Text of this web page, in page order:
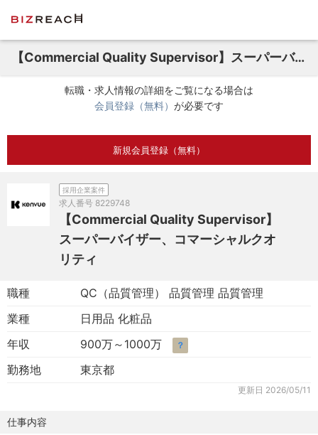
【Commercial Quality Supervisor】スーパーバイザー、コマーシャルクオリティ
転職・求人情報の詳細をご覧になる場合は
会員登録（無料） が必要です
新規会員登録（無料）
採用企業案件
求人番号 8229748
【Commercial Quality Supervisor】
スーパーバイザー、コマーシャルクオ
リティ
職種
QC（品質管理） 品質管理 品質管理
業種
日用品 化粧品
年収
900万～1000万 ？
勤務地 東京都
更新日 2026/05/11
仕事内容